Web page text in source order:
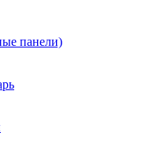
панели)